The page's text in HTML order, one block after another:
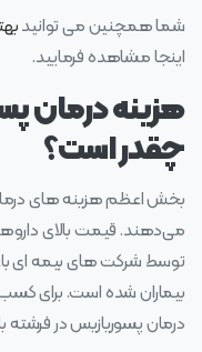
شما همچنین می توانید
اینجا مشاهده فرمایید.
هزینه درمان
چقدر است؟
بخش اعظم هزینه‌ های
می‌دهند. قیمت بالای
توسط شرکت‌ های بیمه‌ ای
بیماران شده است. برای
درمان پسوریازیس در